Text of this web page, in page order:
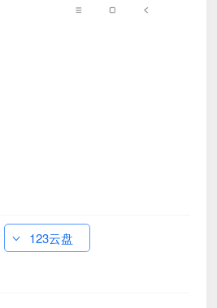
123云盘